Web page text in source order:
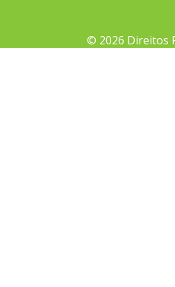
© 2026 Direitos